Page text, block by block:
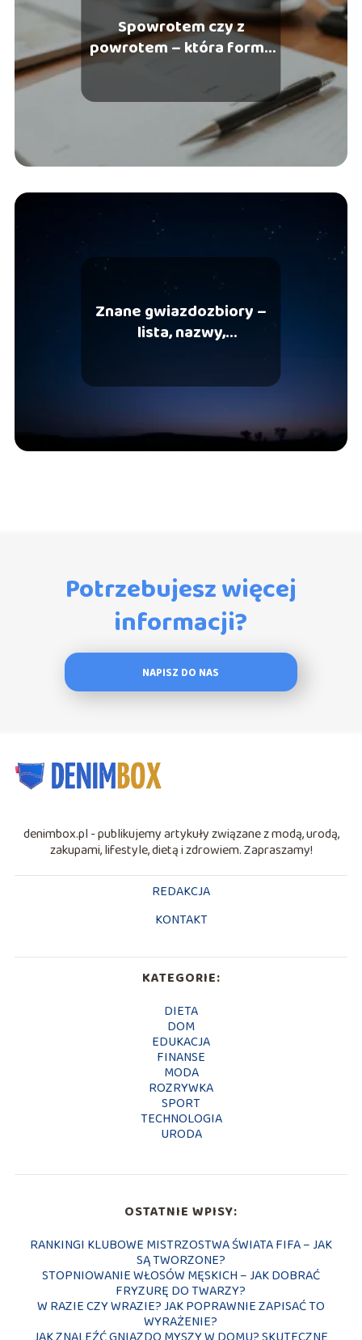
Spowrotem czy z
powrotem – która forma
Znane gwiazdozbiory –
lista, nazwy,
Potrzebujesz więcej
informacji?
NAPISZ DO NAS
denimbox.pl - publikujemy artykuły związane z modą, urodą,
zakupami, lifestyle, dietą i zdrowiem. Zapraszamy!
REDAKCJA
KONTAKT
KATEGORIE:
DIETA
DOM
EDUKACJA
FINANSE
MODA
ROZRYWKA
SPORT
TECHNOLOGIA
URODA
OSTATNIE WPISY:
RANKINGI KLUBOWE MISTRZOSTWA ŚWIATA FIFA – JAK
SĄ TWORZONE?
STOPNIOWANIE WŁOSÓW MĘSKICH – JAK DOBRAĆ
FRYZURĘ DO TWARZY?
W RAZIE CZY WRAZIE? JAK POPRAWNIE ZAPISAĆ TO
WYRAŻENIE?